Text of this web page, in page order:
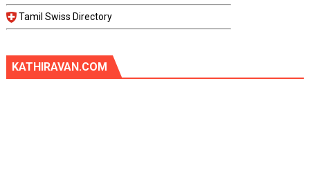
Tamil Swiss Directory
KATHIRAVAN.COM